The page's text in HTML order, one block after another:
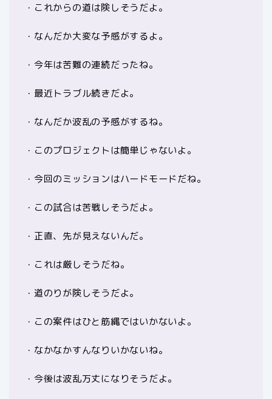
・これからの道は険しそうだよ。
・なんだか大変な予感がするよ。
・今年は苦難の連続だったね。
・最近トラブル続きだよ。
・なんだか波乱の予感がするね。
・このプロジェクトは簡単じゃないよ。
・今回のミッションはハードモードだね。
・この試合は苦戦しそうだよ。
・正直、先が見えないんだ。
・これは厳しそうだね。
・道のりが険しそうだよ。
・この案件はひと筋縄ではいかないよ。
・なかなかすんなりいかないね。
・今後は波乱万丈になりそうだよ。